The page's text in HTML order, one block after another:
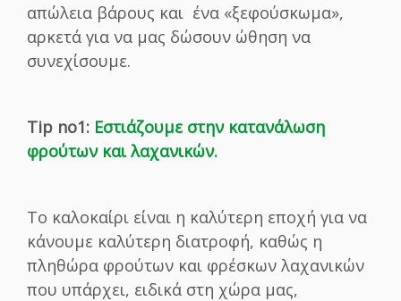
απώλεια βάρους και ένα «ξεφούσκωμα»,
αρκετά για να μας δώσουν ώθηση να
συνεχίσουμε.
Tip no1: Εστιάζουμε στην κατανάλωση
φρούτων και λαχανικών.
Το καλοκαίρι είναι η καλύτερη εποχή για να
κάνουμε καλύτερη διατροφή, καθώς η
πληθώρα φρούτων και φρέσκων λαχανικών
που υπάρχει, ειδικά στη χώρα μας,